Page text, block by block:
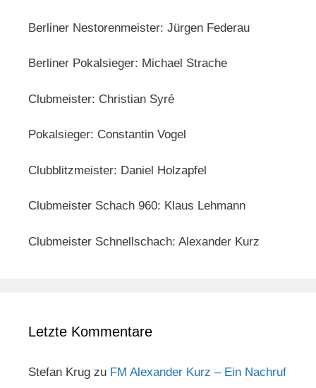
Berliner Nestorenmeister: Jürgen Federau
Berliner Pokalsieger: Michael Strache
Clubmeister: Christian Syré
Pokalsieger: Constantin Vogel
Clubblitzmeister: Daniel Holzapfel
Clubmeister Schach 960: Klaus Lehmann
Clubmeister Schnellschach: Alexander Kurz
Letzte Kommentare
Stefan Krug zu FM Alexander Kurz – Ein Nachruf